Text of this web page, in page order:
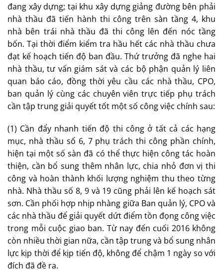
đang xây dựng; tại khu xây dựng giảng đường bên phải
nhà thầu đã tiến hành thi công trên sàn tầng 4, khu
nhà bên trái nhà thầu đã thi công lên đến nóc tầng
bốn. Tại thời điểm kiểm tra hầu hết các nhà thầu chưa
đạt kế hoạch tiến độ ban đầu. Thứ trưởng đã nghe hai
nhà thầu, tư vấn giám sát và các bộ phận quản lý liên
quan báo cáo, đồng thời yêu cầu các nhà thầu, CPO,
ban quản lý cùng các chuyên viên trực tiếp phụ trách
cần tập trung giải quyết tốt một số công việc chính sau:
(1) Cần đẩy nhanh tiến độ thi công ở tất cả các hạng
mục, nhà thầu số 6, 7 phụ trách thi công phần chính,
hiện tại một số sàn đã có thể thực hiện công tác hoàn
thiện, cần bổ sung thêm nhân lực, chia nhỏ đơn vị thi
công và hoàn thành khối lượng nghiệm thu theo từng
nhà. Nhà thầu số 8, 9 và 19 cũng phải lên kế hoạch sát
sơn. Cần phối hợp nhịp nhàng giữa Ban quản lý, CPO và
các nhà thầu để giải quyết dứt điểm tồn đọng công việc
trong mỗi cuộc giao ban. Từ nay đến cuối 2016 không
còn nhiều thời gian nữa, cần tập trung và bổ sung nhân
lực kịp thời để kịp tiến độ, không để chậm 1 ngày so với
đích đã đề ra.